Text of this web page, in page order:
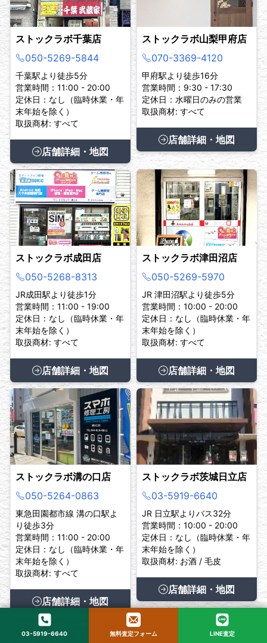
ストックラボ千葉店
050-5269-5844
千葉駅より徒歩5分
営業時間：11:00 - 20:00
定休日：なし（臨時休業・年
末年始を除く）
取扱商材: すべて
店舗詳細・地図
ストックラボ山梨甲府店
070-3369-4120
甲府駅より徒歩16分
営業時間：9:30 - 17:30
定休日：水曜日のみの営業
取扱商材: すべて
店舗詳細・地図
ストックラボ成田店
050-5268-8313
JR成田駅より徒歩1分
営業時間：11:00 - 19:00
定休日：なし（臨時休業・年
末年始を除く）
取扱商材: すべて
店舗詳細・地図
ストックラボ津田沼店
050-5269-5970
JR 津田沼駅より徒歩5分
営業時間：10:00 - 20:00
定休日：なし（臨時休業・年
末年始を除く）
取扱商材: すべて
店舗詳細・地図
ストックラボ溝の口店
050-5264-0863
東急田園都市線 溝の口駅よ
り徒歩3分
営業時間：11:00 - 20:00
定休日：なし（臨時休業・年
末年始を除く）
取扱商材: すべて
店舗詳細・地図
ストックラボ茨城日立店
03-5919-6640
JR 日立駅よりバス32分
営業時間：10:00 - 20:00
定休日：なし（臨時休業・年
末年始を除く）
取扱商材: お酒 / 毛皮
店舗詳細・地図
03-5919-6640 無料査定フォーム LINE査定